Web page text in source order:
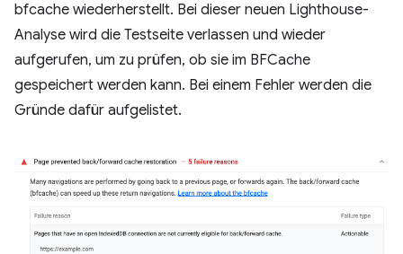
bfcache wiederherstellt. Bei dieser neuen Lighthouse-
Analyse wird die Testseite verlassen und wieder
aufgerufen, um zu prüfen, ob sie im BFCache
gespeichert werden kann. Bei einem Fehler werden die
Gründe dafür aufgelistet.